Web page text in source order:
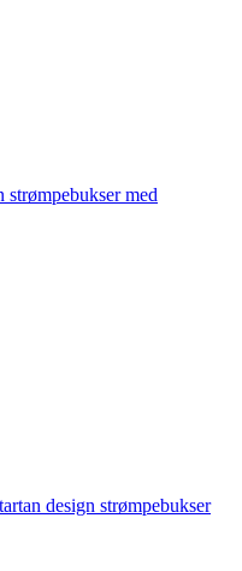
strømpebukser med
design strømpebukser